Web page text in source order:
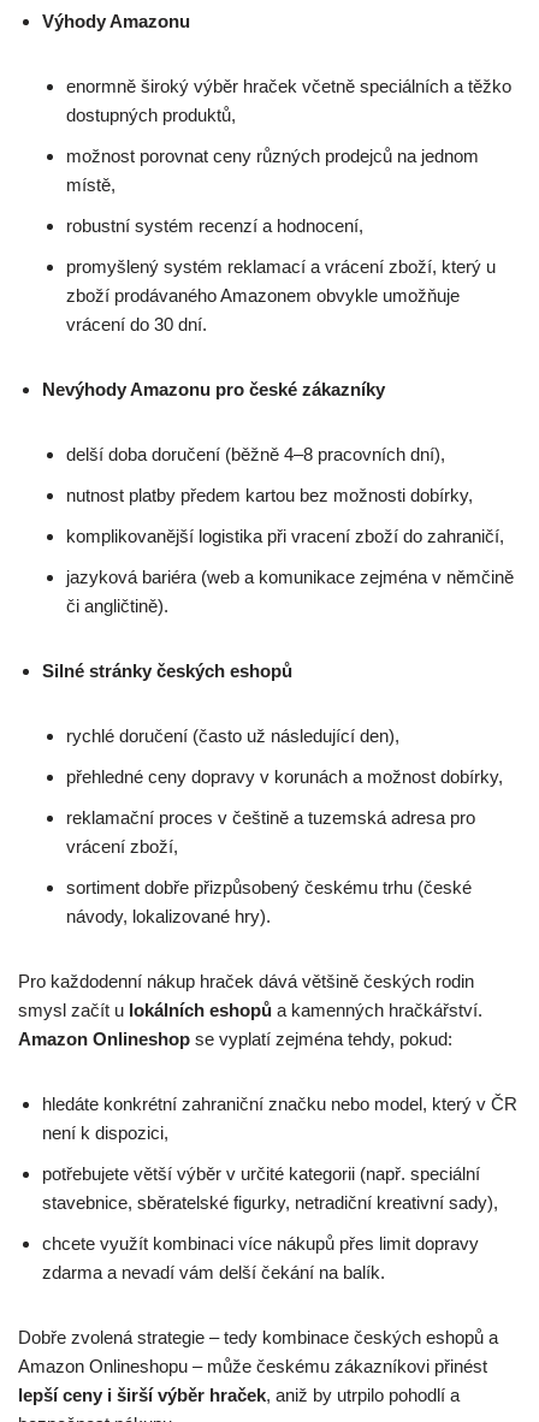
Výhody Amazonu
enormně široký výběr hraček včetně speciálních a těžko
dostupných produktů,
možnost porovnat ceny různých prodejců na jednom
místě,
robustní systém recenzí a hodnocení,
promyšlený systém reklamací a vrácení zboží, který u
zboží prodávaného Amazonem obvykle umožňuje
vrácení do 30 dní.
Nevýhody Amazonu pro české zákazníky
delší doba doručení (běžně 4–8 pracovních dní),
nutnost platby předem kartou bez možnosti dobírky,
komplikovanější logistika při vracení zboží do zahraničí,
jazyková bariéra (web a komunikace zejména v němčině
či angličtině).
Silné stránky českých eshopů
rychlé doručení (často už následující den),
přehledné ceny dopravy v korunách a možnost dobírky,
reklamační proces v češtině a tuzemská adresa pro
vrácení zboží,
sortiment dobře přizpůsobený českému trhu (české
návody, lokalizované hry).
Pro každodenní nákup hraček dává většině českých rodin
smysl začít u lokálních eshopů a kamenných hračkářství.
Amazon Onlineshop se vyplatí zejména tehdy, pokud:
hledáte konkrétní zahraniční značku nebo model, který v ČR
není k dispozici,
potřebujete větší výběr v určité kategorii (např. speciální
stavebnice, sběratelské figurky, netradiční kreativní sady),
chcete využít kombinaci více nákupů přes limit dopravy
zdarma a nevadí vám delší čekání na balík.
Dobře zvolená strategie – tedy kombinace českých eshopů a
Amazon Onlineshopu – může českému zákazníkovi přinést
lepší ceny i širší výběr hraček, aniž by utrpilo pohodlí a